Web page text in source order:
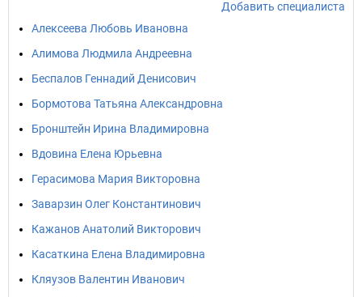
Добавить специалиста
Алексеева Любовь Ивановна
Алимова Людмила Андреевна
Беспалов Геннадий Денисович
Бормотова Татьяна Александровна
Бронштейн Ирина Владимировна
Вдовина Елена Юрьевна
Герасимова Мария Викторовна
Заварзин Олег Константинович
Кажанов Анатолий Викторович
Касаткина Елена Владимировна
Кляузов Валентин Иванович